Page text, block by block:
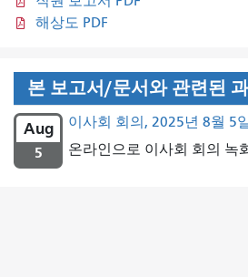
해상도 PDF
본 보고서/문서와 관련된
Aug
5
이사회 회의, 2025년 8월 5
온라인으로 이사회 회의 녹